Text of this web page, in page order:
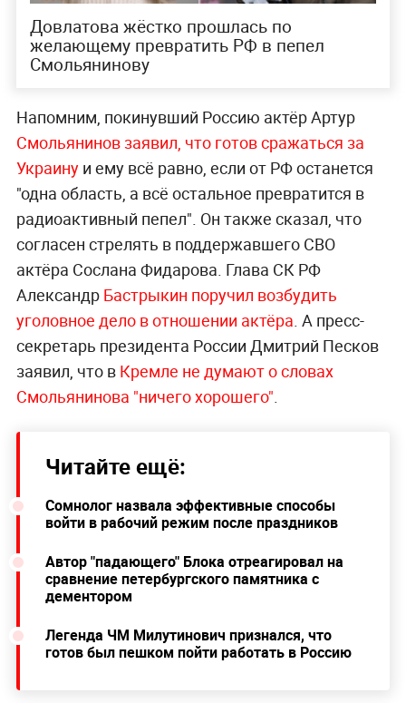
Довлатова жёстко прошлась по
желающему превратить РФ в пепел
Смольянинову
Напомним, покинувший Россию актёр Артур
Смольянинов заявил, что готов сражаться за
Украину и ему всё равно, если от РФ останется
"одна область, а всё остальное превратится в
радиоактивный пепел". Он также сказал, что
согласен стрелять в поддержавшего СВО
актёра Сослана Фидарова. Глава СК РФ
Александр Бастрыкин поручил возбудить
уголовное дело в отношении актёра . А пресс-
секретарь президента России Дмитрий Песков
заявил, что в Кремле не думают о словах
Смольянинова "ничего хорошего"
Читайте ещё:
Сомнолог назвала эффективные способы
войти в рабочий режим после праздников
Автор "падающего" Блока отреагировал на
сравнение петербургского памятника с
дементором
Легенда ЧМ Милутинович признался, что
готов был пешком пойти работать в Россию